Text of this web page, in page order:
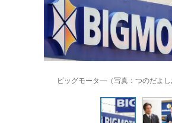
ビッグモータ―（写真：つのだよし